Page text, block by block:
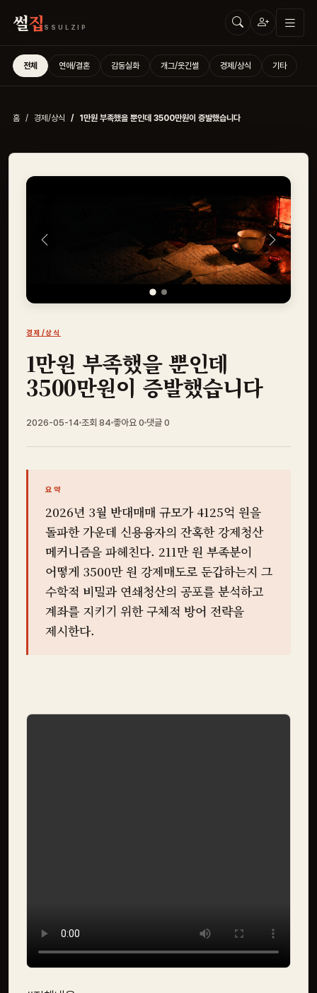
썰집 SSULZIP
전체 연애/결혼 감동실화 개그/웃긴썰 경제/상식 기타
홈 경제/상식 1만원 부족했을 뿐인데 3500만원이 증발했습니다
Previous Next
경제/상식
1만원 부족했을 뿐인데
3500만원이 증발했습니다
2026-05-14 조회 84 좋아요 0 댓글 0
요약
2026년 3월 반대매매 규모가 4125억 원을
돌파한 가운데 신용융자의 잔혹한 강제청산
메커니즘을 파헤친다. 211만 원 부족분이
어떻게 3500만 원 강제매도로 둔갑하는지 그
수학적 비밀과 연쇄청산의 공포를 분석하고
계좌를 지키기 위한 구체적 방어 전략을
제시한다.